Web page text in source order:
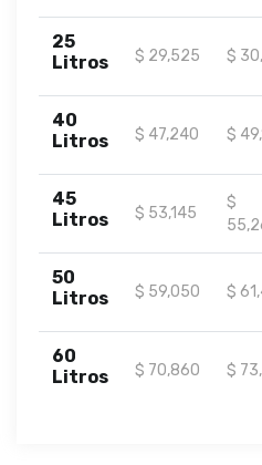
25
Litros
$ 29,525 $
40
Litros
$ 47,240 $
45
Litros
$ 53,145
$
50
Litros
$ 59,050 $
60
Litros
$ 70,860 $